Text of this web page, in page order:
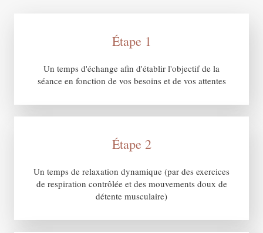
Étape 1
Un temps d'échange afin d'établir l'objectif de la
séance en fonction de vos besoins et de vos attentes
Étape 2
Un temps de relaxation dynamique (par des exercices
de respiration contrôlée et des mouvements doux de
détente musculaire)